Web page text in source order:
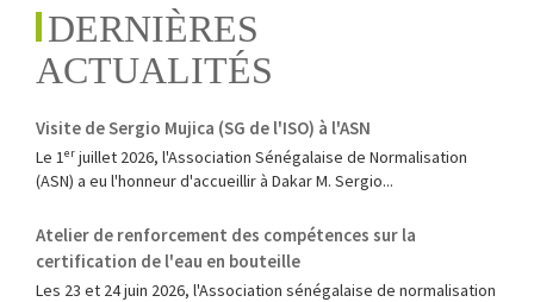
DERNIÈRES
ACTUALITÉS
Visite de Sergio Mujica (SG de l'ISO) à l'ASN
Le 1ᵉʳ juillet 2026, l'Association Sénégalaise de Normalisation
(ASN) a eu l'honneur d'accueillir à Dakar M. Sergio...
Atelier de renforcement des compétences sur la
certification de l'eau en bouteille
Les 23 et 24 juin 2026, l'Association sénégalaise de normalisation